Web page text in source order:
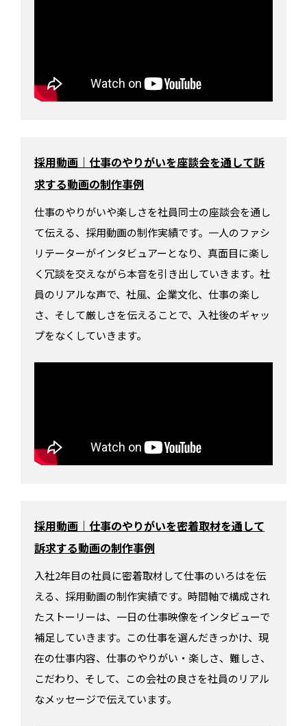
採用動画｜仕事のやりがいを座談会を通して訴
求する動画の制作事例
仕事のやりがいや楽しさを社員同士の座談会を通し
て伝える、採用動画の制作実績です。一人のファシ
リテーターがインタビュアーとなり、真面目に楽し
く冗談を交えながら本音を引き出していきます。社
員のリアルな声で、社風、企業文化、仕事の楽し
さ、そして厳しさを伝えることで、入社後のギャッ
プをなくしていきます。
採用動画｜仕事のやりがいを密着取材を通して
訴求する動画の制作事例
入社2年目の社員に密着取材して仕事のいろはを伝
える、採用動画の制作実績です。時間軸で構成され
たストーリーは、一日の仕事映像をインタビューで
補足していきます。この仕事を選んだきっかけ、現
在の仕事内容、仕事のやりがい・楽しさ、難しさ、
こだわり、そして、この会社の良さを社員のリアル
なメッセージで伝えています。